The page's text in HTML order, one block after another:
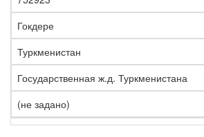
Гокдере
Туркменистан
Государственная ж.д. Туркменистана
(не задано)